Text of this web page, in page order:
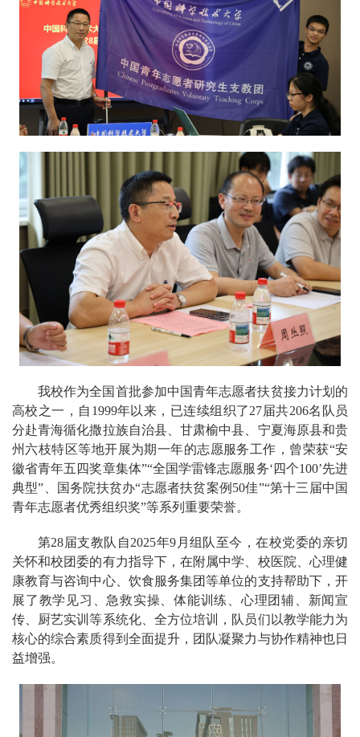
我校作为全国首批参加中国青年志愿者扶贫接力计划的
高校之一，自1999年以来，已连续组织了27届共206名队员
分赴青海循化撒拉族自治县、甘肃榆中县、宁夏海原县和贵
州六枝特区等地开展为期一年的志愿服务工作，曾荣获“安
徽省青年五四奖章集体”“全国学雷锋志愿服务‘四个100’先进
典型”、国务院扶贫办“志愿者扶贫案例50佳”“第十三届中国
青年志愿者优秀组织奖”等系列重要荣誉。
第28届支教队自2025年9月组队至今，在校党委的亲切
关怀和校团委的有力指导下，在附属中学、校医院、心理健
康教育与咨询中心、饮食服务集团等单位的支持帮助下，开
展了教学见习、急救实操、体能训练、心理团辅、新闻宣
传、厨艺实训等系统化、全方位培训，队员们以教学能力为
核心的综合素质得到全面提升，团队凝聚力与协作精神也日
益增强。